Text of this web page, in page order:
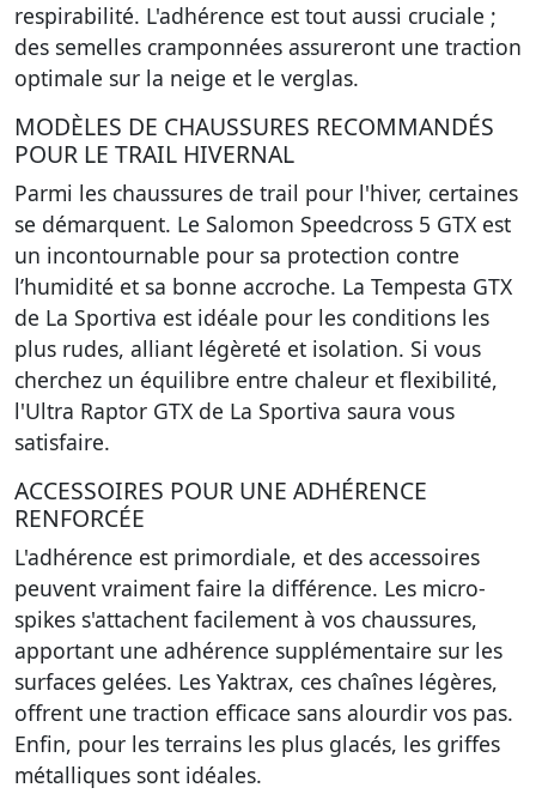
respirabilité. L'adhérence est tout aussi cruciale ;
des semelles cramponnées assureront une traction
optimale sur la neige et le verglas.
MODÈLES DE CHAUSSURES RECOMMANDÉS
POUR LE TRAIL HIVERNAL
Parmi les chaussures de trail pour l'hiver, certaines
se démarquent. Le Salomon Speedcross 5 GTX est
un incontournable pour sa protection contre
l’humidité et sa bonne accroche. La Tempesta GTX
de La Sportiva est idéale pour les conditions les
plus rudes, alliant légèreté et isolation. Si vous
cherchez un équilibre entre chaleur et flexibilité,
l'Ultra Raptor GTX de La Sportiva saura vous
satisfaire.
ACCESSOIRES POUR UNE ADHÉRENCE
RENFORCÉE
L'adhérence est primordiale, et des accessoires
peuvent vraiment faire la différence. Les micro-
spikes s'attachent facilement à vos chaussures,
apportant une adhérence supplémentaire sur les
surfaces gelées. Les Yaktrax, ces chaînes légères,
offrent une traction efficace sans alourdir vos pas.
Enfin, pour les terrains les plus glacés, les griffes
métalliques sont idéales.